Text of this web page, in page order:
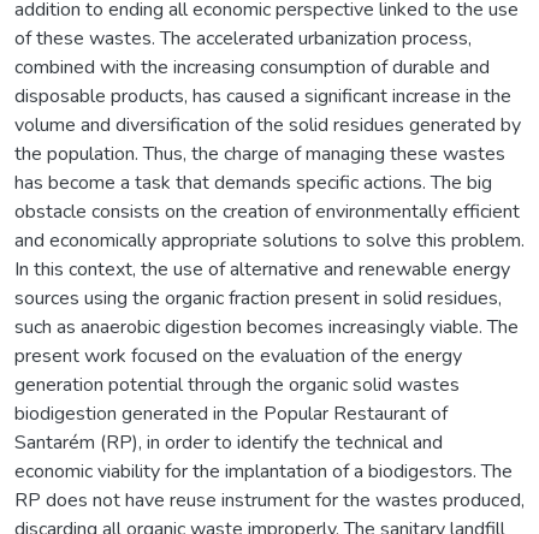
addition to ending all economic perspective linked to the use
of these wastes. The accelerated urbanization process,
combined with the increasing consumption of durable and
disposable products, has caused a significant increase in the
volume and diversification of the solid residues generated by
the population. Thus, the charge of managing these wastes
has become a task that demands specific actions. The big
obstacle consists on the creation of environmentally efficient
and economically appropriate solutions to solve this problem.
In this context, the use of alternative and renewable energy
sources using the organic fraction present in solid residues,
such as anaerobic digestion becomes increasingly viable. The
present work focused on the evaluation of the energy
generation potential through the organic solid wastes
biodigestion generated in the Popular Restaurant of
Santarém (RP), in order to identify the technical and
economic viability for the implantation of a biodigestors. The
RP does not have reuse instrument for the wastes produced,